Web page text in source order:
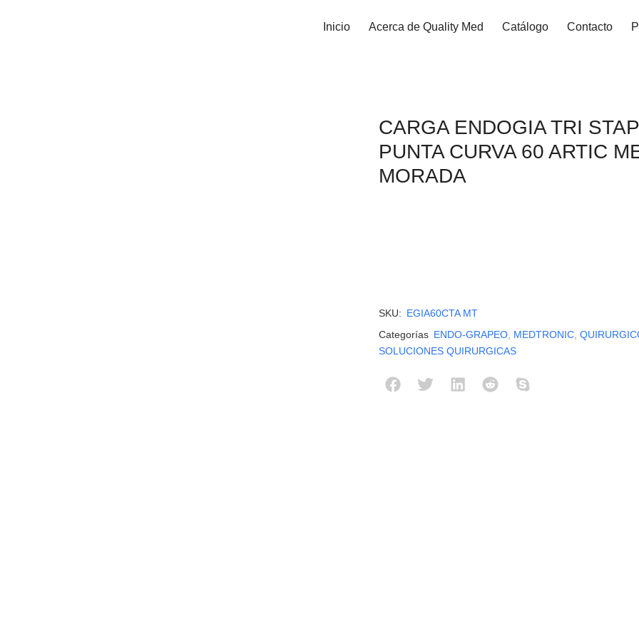
Inicio Acerca de Quality Med Catálogo Contacto
CARGA ENDOGIA TRI
PUNTA CURVA 60 ARTIC
MORADA
SKU: EGIA60CTA MT
Categorías ENDO-GRAPEO, MEDTRONIC,
SOLUCIONES QUIRURGICAS